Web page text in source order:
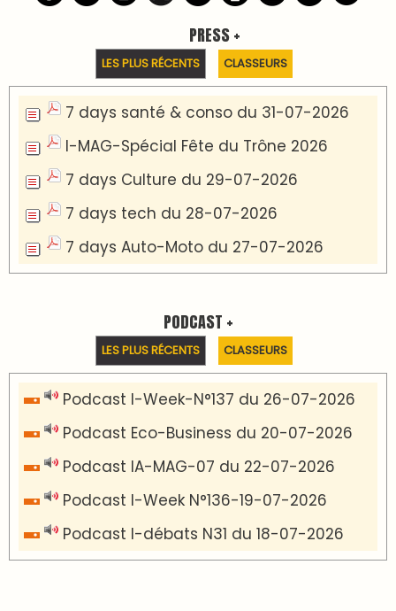
PRESS +
LES PLUS RÉCENTS CLASSEURS
7 days santé & conso du 31-07-2026
I-MAG-Spécial Fête du Trône 2026
7 days Culture du 29-07-2026
7 days tech du 28-07-2026
7 days Auto-Moto du 27-07-2026
PODCAST +
LES PLUS RÉCENTS CLASSEURS
Podcast I-Week-N°137 du 26-07-2026
Podcast Eco-Business du 20-07-2026
Podcast IA-MAG-07 du 22-07-2026
Podcast I-Week N°136-19-07-2026
Podcast I-débats N31 du 18-07-2026